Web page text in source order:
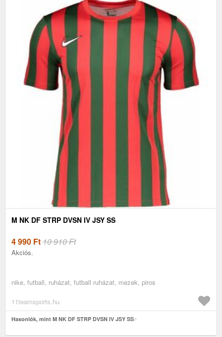
M NK DF STRP DVSN IV JSY SS
4 990 Ft10 910 Ft
Akciós.
nike, futball, ruházat, futball ruházat, mezek, piros
11teamsports.hu
Hasonlók, mint M NK DF STRP DVSN IV JSY SS